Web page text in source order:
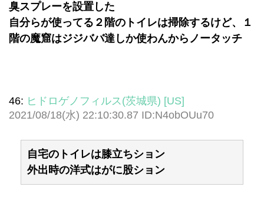
臭スプレーを設置した
自分らが使ってる２階のトイレは掃除するけど、１
階の魔窟はジジババ達しか使わんからノータッチ
46: ヒドロゲノフィルス(茨城県) [US]
2021/08/18(水) 22:10:30.87 ID:N4obOUu70
自宅のトイレは膝立ちション
外出時の洋式はがに股ション